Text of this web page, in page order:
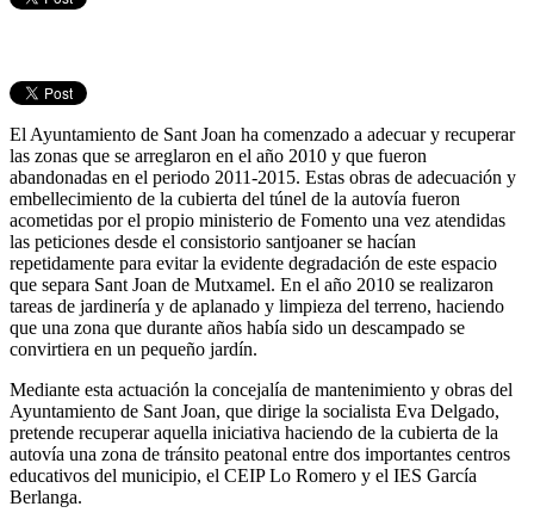
El Ayuntamiento de Sant Joan ha comenzado a adecuar y recuperar
las zonas que se arreglaron en el año 2010 y que fueron
abandonadas en el periodo 2011-2015. Estas obras de adecuación y
embellecimiento de la cubierta del túnel de la autovía fueron
acometidas por el propio ministerio de Fomento una vez atendidas
las peticiones desde el consistorio santjoaner se hacían
repetidamente para evitar la evidente degradación de este espacio
que separa Sant Joan de Mutxamel. En el año 2010 se realizaron
tareas de jardinería y de aplanado y limpieza del terreno, haciendo
que una zona que durante años había sido un descampado se
convirtiera en un pequeño jardín.
Mediante esta actuación la concejalía de mantenimiento y obras del
Ayuntamiento de Sant Joan, que dirige la socialista Eva Delgado,
pretende recuperar aquella iniciativa haciendo de la cubierta de la
autovía una zona de tránsito peatonal entre dos importantes centros
educativos del municipio, el CEIP Lo Romero y el IES García
Berlanga.